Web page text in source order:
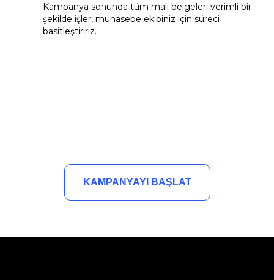
Kampanya sonunda tüm mali belgeleri verimli bir
şekilde işler, muhasebe ekibiniz için süreci
basitleştiririz.
KAMPANYAYI BAŞLAT